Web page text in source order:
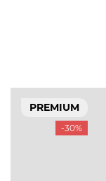
PREMIUM
-30%